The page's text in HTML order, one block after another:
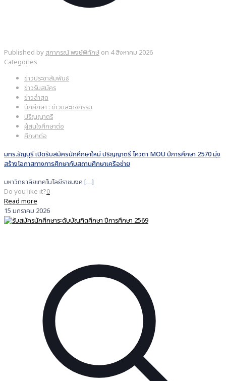
Published by สุภาภรณ์ พงษ์พิทักษ์ on 4 สิงหาคม 2026
Categories
ข่าวประชาสัมพันธ์
ข่าวรับสมัคร
ข่าวล่าสุด
นักศึกษา : ข่าวและกิจกรรม
ปริญญาตรี
ผู้สนใจศึกษาต่อ
ศึกษาต่อ
มทร.ธัญบุรี เปิดรับสมัครนักศึกษาใหม่ ปริญญาตรี โควตา MOU ปีการศึกษา 2570 มุ่ง
สร้างโอกาสทางการศึกษากับสถานศึกษาเครือข่าย
มหาวิทยาลัยเทคโนโลยีราชมงค […]
Do you like it?0
Read more
15 มกราคม 2026